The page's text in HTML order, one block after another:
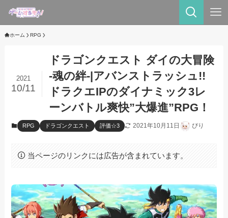
ホーム RPG
ドラゴンクエスト ダイの大冒険
-魂の絆-|アバンストラッシュ!!
ドラクエIPのダイナミック3レ
ーンバトル爽快”大爆進”RPG！
2021
10/11
RPG ドラゴンクエスト 評価☆3 2021年10月11日 ぴり
当ページのリンクには広告が含まれています。